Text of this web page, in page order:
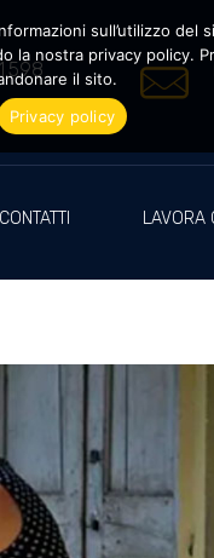
CONTATTI LAVORA
sull’utilizzo
nostra privacy policy.
il sito.
Privacy policy